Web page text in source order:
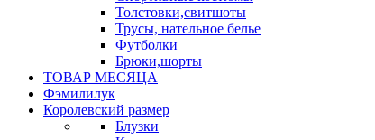
Толстовки,свитшоты
Трусы, нательное белье
Футболки
Брюки,шорты
ТОВАР МЕСЯЦА
Фэмилилук
Королевский размер
Блузки